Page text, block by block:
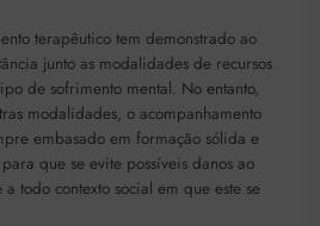
terapêutico tem demonstrado ao
junto as modalidades de recursos
de sofrimento mental. No entanto,
modalidades, o acompanhamento
embasado em formação sólida e
que se evite possíveis danos ao
todo contexto social em que este se